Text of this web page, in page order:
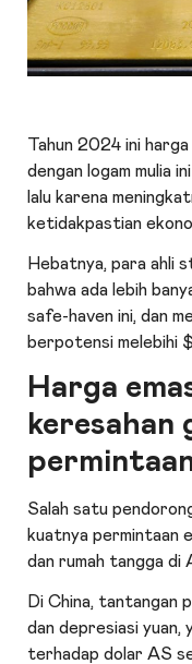
Tahun 2024 ini
dengan logam mulia
lalu karena
ketidakpastian
Hebatnya, para ahli
bahwa ada lebih
safe-haven ini, dan
berpotensi melebihi
Harga
keresahan
Salah satu
kuatnya permintaan
dan rumah tangga di
Di China, tantangan
dan depresiasi yuan,
terhadap dolar AS